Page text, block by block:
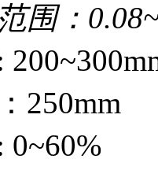
围：
250mm
0~60%